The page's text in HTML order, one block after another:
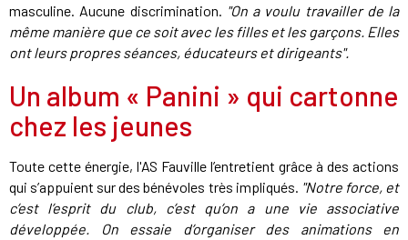
masculine. Aucune discrimination. "On a voulu travailler de la
même manière que ce soit avec les filles et les garçons. Elles
ont leurs propres séances, éducateurs et dirigeants".
Un album « Panini » qui cartonne
chez les jeunes
Toute cette énergie, l'AS Fauville l’entretient grâce à des actions
qui s’appuient sur des bénévoles très impliqués. "Notre force, et
c’est l’esprit du club, c’est qu’on a une vie associative
développée. On essaie d’organiser des animations en